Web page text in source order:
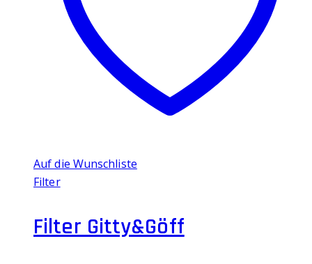
Auf die Wunschliste
Filter
Filter Gitty&Göff